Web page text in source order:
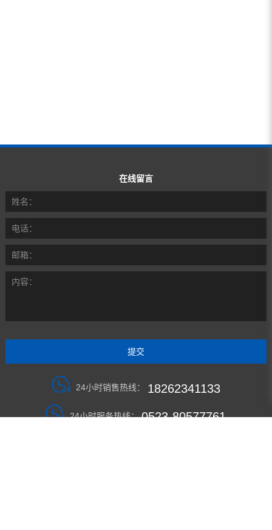
在线留言
姓名：
电话：
邮箱：
内容：
24小时销售热线： 18262341133
24小时服务热线：0523-80577761